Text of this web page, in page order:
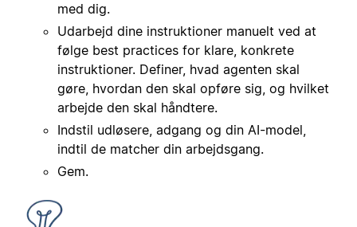
med dig.
Udarbejd dine instruktioner manuelt ved at
følge best practices for klare, konkrete
instruktioner. Definer, hvad agenten skal
gøre, hvordan den skal opføre sig, og hvilket
arbejde den skal håndtere.
Indstil udløsere, adgang og din AI-model,
indtil de matcher din arbejdsgang.
Gem.